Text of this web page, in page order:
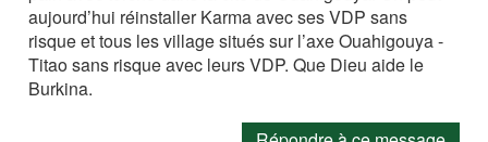
aujourd’hui réinstaller Karma avec ses VDP sans
risque et tous les village situés sur l’axe Ouahigouya -
Titao sans risque avec leurs VDP. Que Dieu aide le
Burkina.